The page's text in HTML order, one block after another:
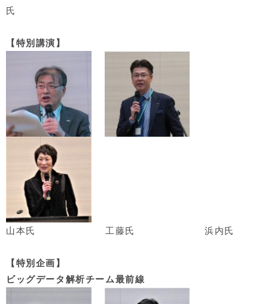
氏
【特別講演】
山本氏 工藤氏 浜内氏
【特別企画】
ビッグデータ解析チーム最前線